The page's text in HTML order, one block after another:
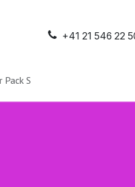
Automatisation
+41 21 546 22
S